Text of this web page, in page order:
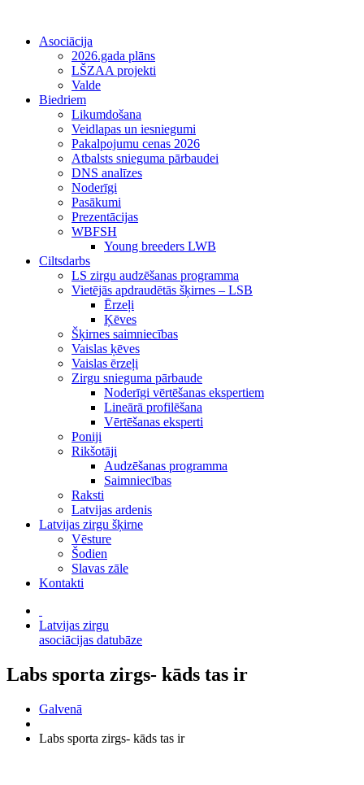
Asociācija
2026.gada plāns
LŠZAA projekti
Valde
Biedriem
Likumdošana
Veidlapas un iesniegumi
Pakalpojumu cenas 2026
Atbalsts snieguma pārbaudei
DNS analīzes
Noderīgi
Pasākumi
Prezentācijas
WBFSH
Young breeders LWB
Ciltsdarbs
LS zirgu audzēšanas programma
Vietējās apdraudētās šķirnes – LSB
Ērzeļi
Ķēves
Šķirnes saimniecības
Vaislas ķēves
Vaislas ērzeļi
Zirgu snieguma pārbaude
Noderīgi vērtēšanas ekspertiem
Lineārā profilēšana
Vērtēšanas eksperti
Poniji
Rikšotāji
Audzēšanas programma
Saimniecības
Raksti
Latvijas ardenis
Latvijas zirgu šķirne
Vēsture
Šodien
Slavas zāle
Kontakti
Latvijas zirgu
asociācijas datubāze
Labs sporta zirgs- kāds tas ir
Galvenā
Labs sporta zirgs- kāds tas ir